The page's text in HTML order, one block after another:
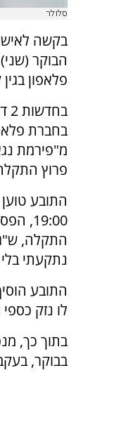
סלולר
הבוקר
פלאפון
בחברת
מ"פירמת
פרוץ
התובע
התקלה,
נתקעתי
התובע
לו נזק
בתוך כך,
בבוקר,